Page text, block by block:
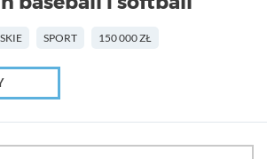
SPORT 150 000 ZŁ